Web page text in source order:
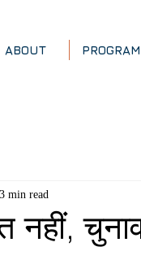
ABOUT
नहीं,
3 min read